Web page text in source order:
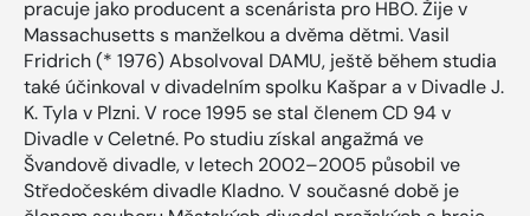
pracuje jako producent a scenárista pro HBO. Žije v
Massachusetts s manželkou a dvěma dětmi. Vasil
Fridrich (* 1976) Absolvoval DAMU, ještě během studia
také účinkoval v divadelním spolku Kašpar a v Divadle J.
K. Tyla v Plzni. V roce 1995 se stal členem CD 94 v
Divadle v Celetné. Po studiu získal angažmá ve
Švandově divadle, v letech 2002–2005 působil ve
Středočeském divadle Kladno. V současné době je